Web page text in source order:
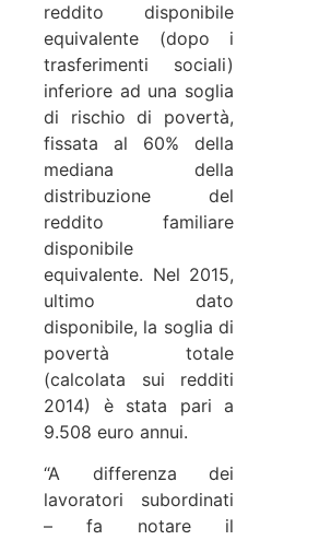
reddito disponibile
equivalente (dopo i
trasferimenti sociali)
inferiore ad una soglia
di rischio di povertà,
fissata al 60% della
mediana della
distribuzione del
reddito familiare
disponibile
equivalente. Nel 2015,
ultimo dato
disponibile, la soglia di
povertà totale
(calcolata sui redditi
2014) è stata pari a
9.508 euro annui.
“A differenza dei
lavoratori subordinati
– fa notare il